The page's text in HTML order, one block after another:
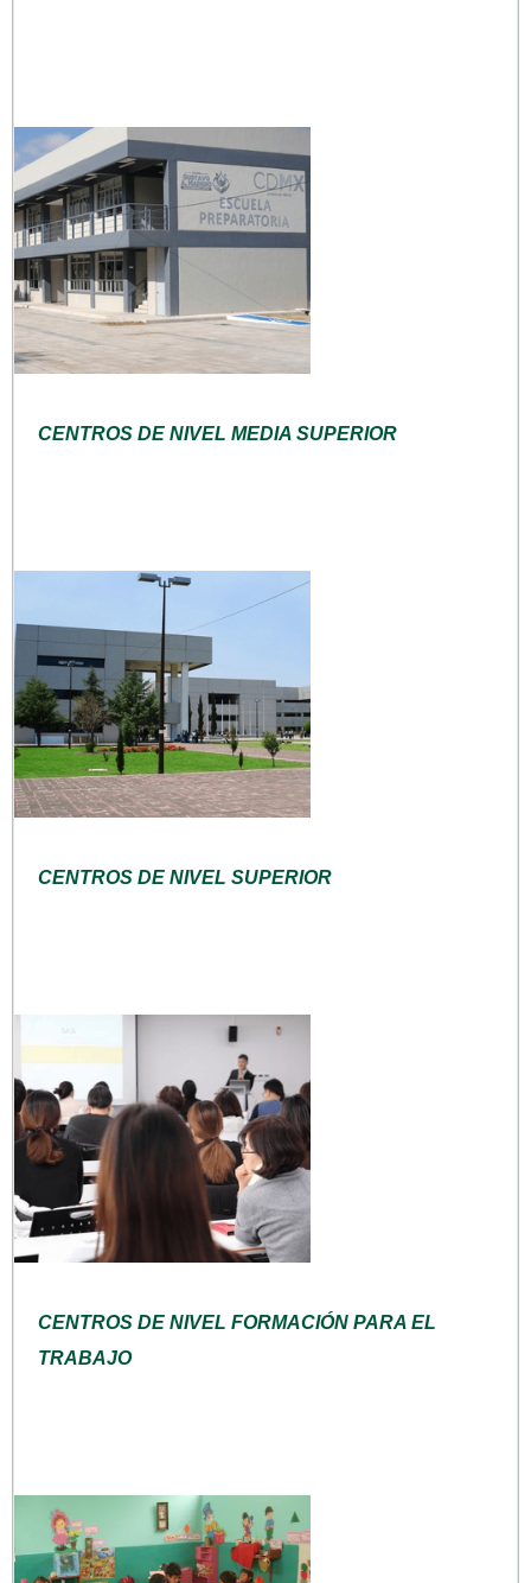
CENTROS DE NIVEL MEDIA SUPERIOR
CENTROS DE NIVEL SUPERIOR
CENTROS DE NIVEL FORMACIÓN PARA EL
TRABAJO